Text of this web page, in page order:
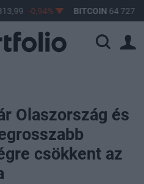
-0,94% BITCOIN64 727,12
Olaszország és
csökkent az